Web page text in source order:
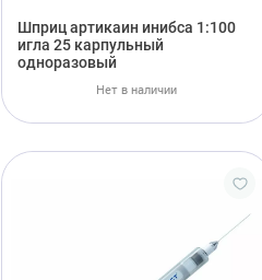
Шприц артикаин инибса 1:100
игла 25 карпульный
одноразовый
Нет в наличии